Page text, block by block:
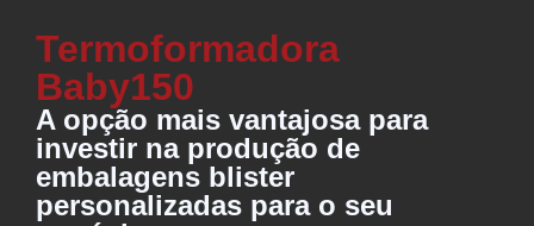
Termoformadora
Baby150
A opção mais vantajosa para
investir na produção de
embalagens blister
personalizadas para o seu